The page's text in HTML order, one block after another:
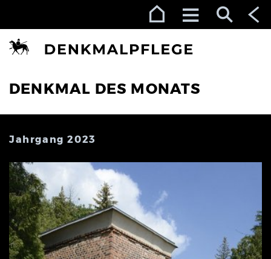
DENKMAL DES MONATS
Jahrgang 2023